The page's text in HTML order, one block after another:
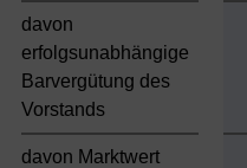
davon
erfolgsunabhängige
Barvergütung des
Vorstands
davon Marktwert